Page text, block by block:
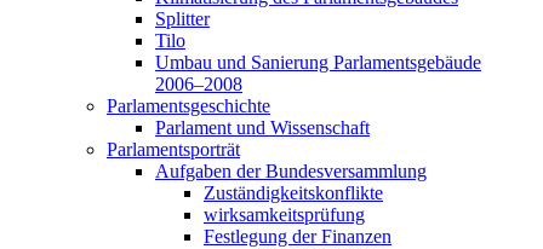
Splitter
Tilo
Umbau und Sanierung Parlamentsgebäude
2006–2008
Parlamentsgeschichte
Parlament und Wissenschaft
Parlamentsporträt
Aufgaben der Bundesversammlung
Zuständigkeitskonflikte
wirksamkeitsprüfung
Festlegung der Finanzen